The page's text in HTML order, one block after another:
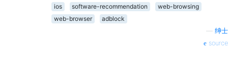
ios software-recommendation
web-browsing
web-browser
adblock
绅士
source